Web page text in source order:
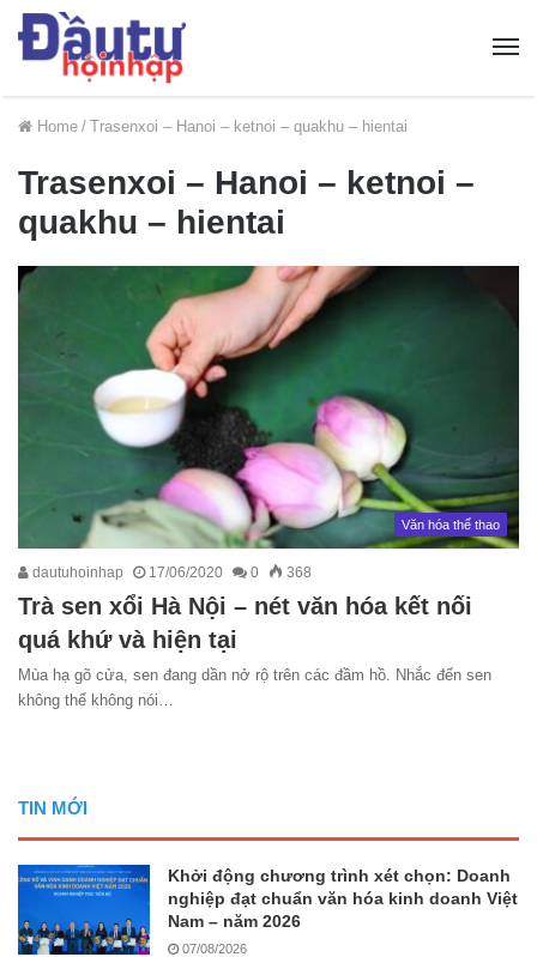
Home / Trasenxoi – Hanoi – ketnoi – quakhu – hientai
Trasenxoi – Hanoi – ketnoi –
quakhu – hientai
Văn hóa thể thao
dautuhoinhap 17/06/2020 0 368
Trà sen xổi Hà Nội – nét văn hóa kết nối
quá khứ và hiện tại
Mùa hạ gõ cửa, sen đang dần nở rộ trên các đầm hồ. Nhắc đến sen
không thể không nói…
TIN MỚI
Khởi động chương trình xét chọn: Doanh
nghiệp đạt chuẩn văn hóa kinh doanh Việt
Nam – năm 2026
07/08/2026